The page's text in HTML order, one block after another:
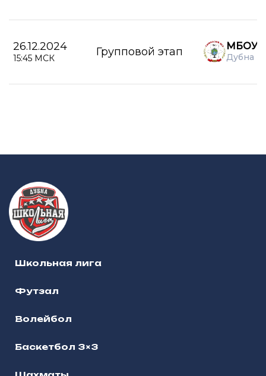
26.12.2024
15:45 МСК Групповой этап МБОУ
Дубна
Школьная лига
Футзал
Волейбол
Баскетбол 3×3